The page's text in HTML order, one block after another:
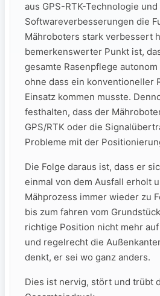
aus GPS-RTK-Technologie
Softwareverbesserungen die
Mähroboters stark verbessert
bemerkenswerter Punkt ist,
gesamte Rasenpflege⁣
ohne dass ein konventioneller
Einsatz kommen musste.
festhalten, dass der
GPS/RTK oder die
Probleme mit der
Die Folge daraus ist, dass er
einmal von dem Ausfall erholt
Mähprozess immer wieder zu
bis zum fahren vom
richtige Position nicht mehr
und regelrecht die
denkt, er sei wo ganz anders.
Dies ist nervig, stört und trübt